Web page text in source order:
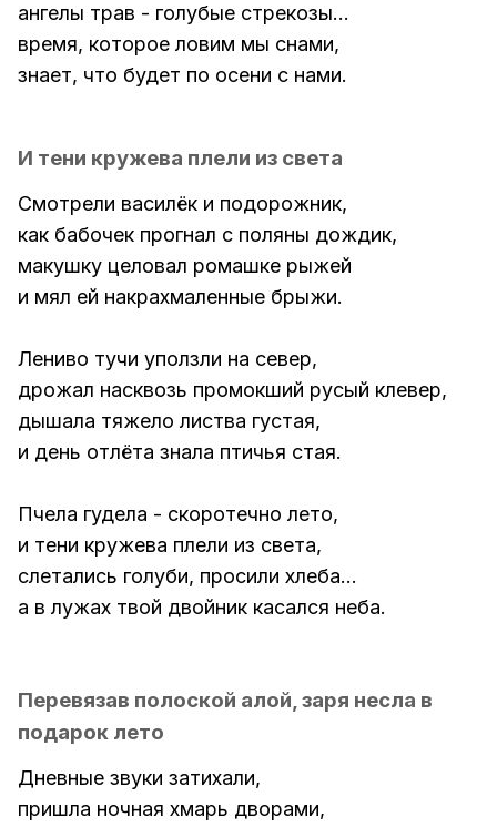
ангелы трав - голубые стрекозы...
время, которое ловим мы снами,
знает, что будет по осени с нами.
И тени кружева плели из света
Смотрели василёк и подорожник,
как бабочек прогнал с поляны дождик,
макушку целовал ромашке рыжей
и мял ей накрахмаленные брыжи.
Лениво тучи уползли на север,
дрожал насквозь промокший русый клевер,
дышала тяжело листва густая,
и день отлёта знала птичья стая.
Пчела гудела - скоротечно лето,
и тени кружева плели из света,
слетались голуби, просили хлеба...
а в лужах твой двойник касался неба.
Перевязав полоской алой, заря несла в
подарок лето
Дневные звуки затихали,
пришла ночная хмарь дворами,